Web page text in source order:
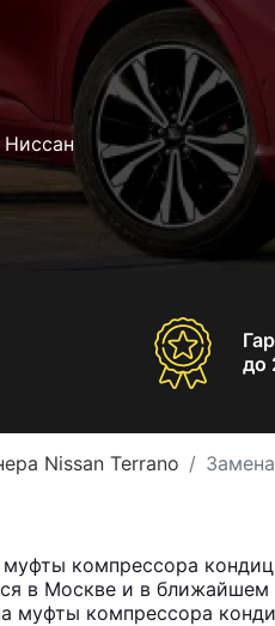
до
Nissan Terrano
компрессора
в Москве и в
муфты компрессора